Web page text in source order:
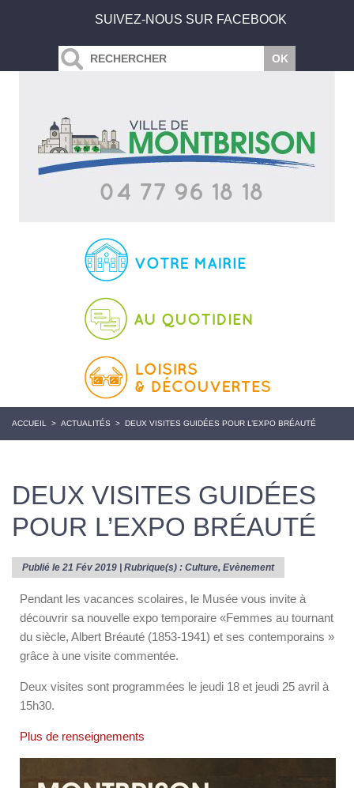
SUIVEZ-NOUS SUR FACEBOOK
ACCUEIL > ACTUALITÉS > DEUX VISITES GUIDÉES POUR L’EXPO BRÉAUTÉ
DEUX VISITES GUIDÉES
POUR L’EXPO BRÉAUTÉ
Publié le 21 Fév 2019 | Rubrique(s) : Culture, Evènement
Pendant les vacances scolaires, le Musée vous invite à
découvrir sa nouvelle expo temporaire «Femmes au tournant
du siècle, Albert Bréauté (1853-1941) et ses contemporains »
grâce à une visite commentée.
Deux visites sont programmées le jeudi 18 et jeudi 25 avril à
15h30.
Plus de renseignements